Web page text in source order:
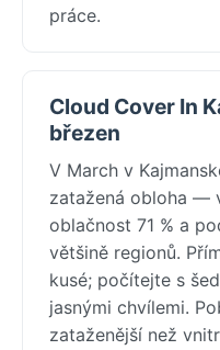
práce.
Cloud Cover In
březen
V March v
zatažená obloha —
oblačnost 71 % a
většině regionů.
kusé; počítejte s
jasnými chvílemi.
zataženější než